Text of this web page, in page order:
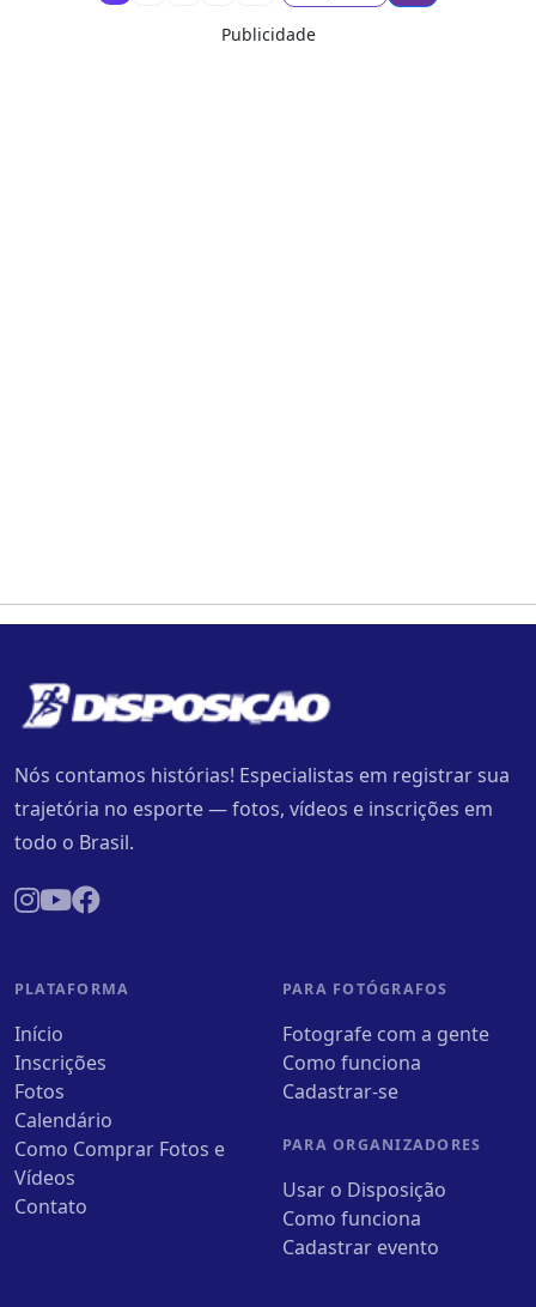
Publicidade
Nós contamos histórias! Especialistas em registrar sua
trajetória no esporte — fotos, vídeos e inscrições em
todo o Brasil.
PLATAFORMA
Início
Inscrições
Fotos
Calendário
Como Comprar Fotos e
Vídeos
Contato
PARA FOTÓGRAFOS
Fotografe com a gente
Como funciona
Cadastrar-se
PARA ORGANIZADORES
Usar o Disposição
Como funciona
Cadastrar evento